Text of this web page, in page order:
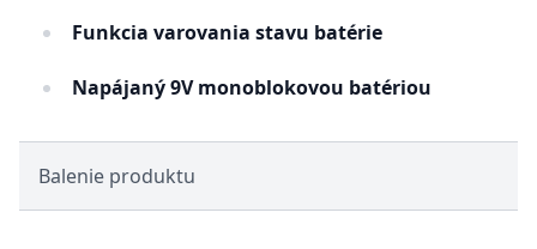
Funkcia varovania stavu batérie
Napájaný 9V monoblokovou batériou
Balenie produktu